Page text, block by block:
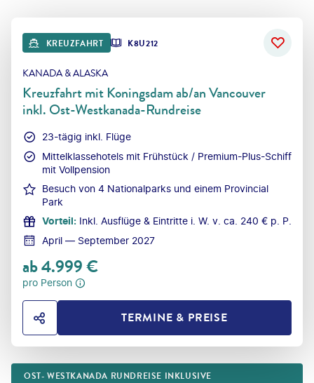
KREUZFAHRT K8U212
KANADA & ALASKA
Kreuzfahrt mit Koningsdam ab/an Vancouver
inkl. Ost-Westkanada-Rundreise
23-tägig inkl. Flüge
Mittelklassehotels mit Frühstück / Premium-Plus-Schiff
mit Vollpension
Besuch von 4 Nationalparks und einem Provincial
Park
Vorteil: Inkl. Ausflüge & Eintritte i. W. v. ca. 240 € p. P.
April — September 2027
ab4.999€
pro Person
HOTEL TEILENTERMINE & PREISE
OST- WESTKANADA RUNDREISE INKLUSIVE